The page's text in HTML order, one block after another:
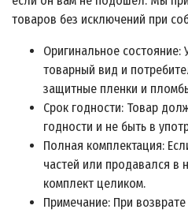
товаров без исключений при
Оригинальное состояние:
товарный вид и
защитные пленки и
Срок годности: Товар
годности и не быть в
Полная комплектация:
частей или продавался в
комплект целиком.
Примечание: При